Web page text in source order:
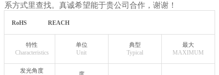
系方式里查找。真诚希望能于贵公司合作，谢谢！
RoHS REACH
特性
Characteristics
单位
Unit
典型
Typical
最大
MAXIMUM
发光角度